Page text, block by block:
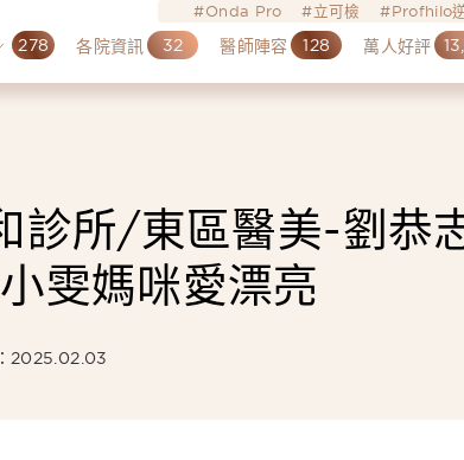
Onda Pro 立可檢 Profhilo
278 各院資訊 32 醫師陣容 128 萬人好評
診所/東區醫美-劉恭
雯媽咪愛漂亮
2025.02.03